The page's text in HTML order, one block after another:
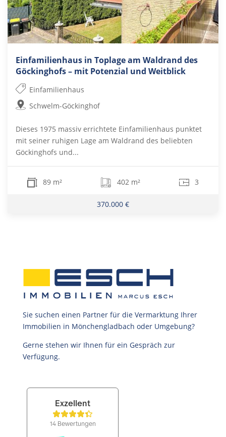
Einfamilienhaus in Toplage am Waldrand des
Göckinghofs – mit Potenzial und Weitblick
Einfamilienhaus
Schwelm-Göckinghof
Dieses 1975 massiv errichtete Einfamilienhaus punktet
mit seiner ruhigen Lage am Waldrand des beliebten
Göckinghofs und...
89 m² 402 m² 3
370.000 €
Sie suchen einen Partner für die Vermarktung Ihrer
Immobilien in Mönchengladbach oder Umgebung?
Gerne stehen wir Ihnen für ein Gespräch zur
Verfügung.